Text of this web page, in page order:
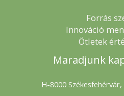
Forrás
Innováció
Ötletek
Maradjunk
H-8000